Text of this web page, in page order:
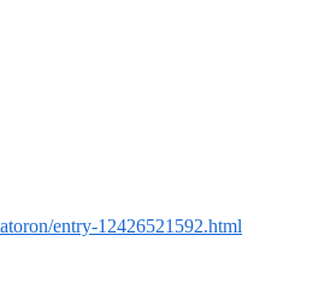
entry-12426521592.html